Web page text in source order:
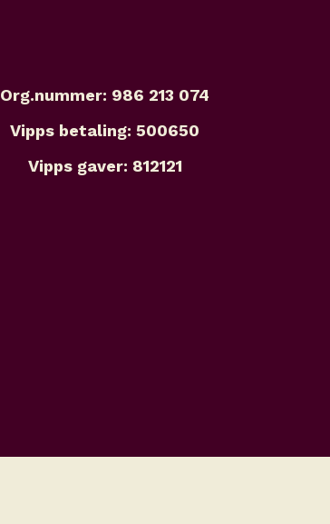
Org.nummer: 986 213 074
Vipps betaling: 500650
Vipps gaver: 812121